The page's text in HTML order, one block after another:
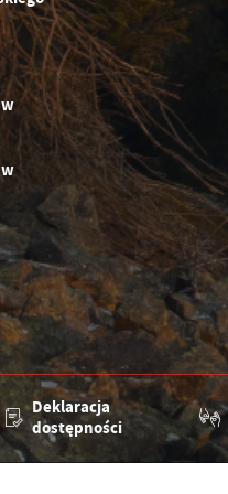
Deklaracja
dostępności